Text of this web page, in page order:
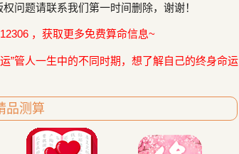
问题请联系我们第一时间删除，谢谢！
，获取更多免费算命信息~
”管人一生中的不同时期，想了解自己的终身命运
品测算